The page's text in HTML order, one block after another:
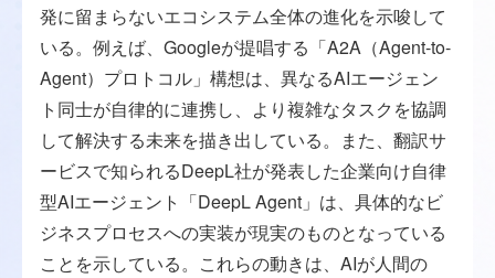
発に留まらないエコシステム全体の進化を示唆して
いる。例えば、Googleが提唱する「A2A（Agent-to-
Agent）プロトコル」構想は、異なるAIエージェン
ト同士が自律的に連携し、より複雑なタスクを協調
して解決する未来を描き出している。また、翻訳サ
ービスで知られるDeepL社が発表した企業向け自律
型AIエージェント「DeepL Agent」は、具体的なビ
ジネスプロセスへの実装が現実のものとなっている
ことを示している。これらの動きは、AIが人間の